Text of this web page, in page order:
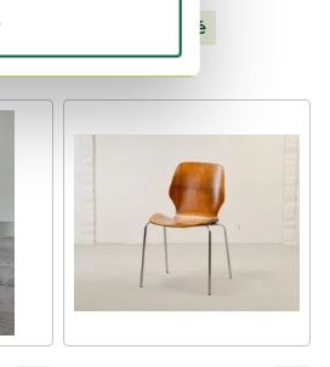
Sélectionné